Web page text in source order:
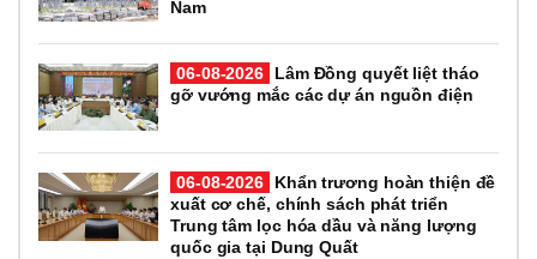
Nam
06-08-2026
Lâm Đồng quyết liệt tháo
gỡ vướng mắc các dự án nguồn điện
06-08-2026
Khẩn trương hoàn thiện đề
xuất cơ chế, chính sách phát triển
Trung tâm lọc hóa dầu và năng lượng
quốc gia tại Dung Quất